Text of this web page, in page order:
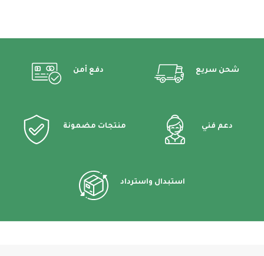
شحن سريع دفع أمن
دعم فني منتجات مضمونة
استبدال واسترداد